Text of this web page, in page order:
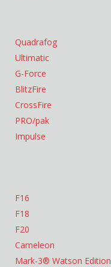
Quadrafog
Ultimatic
G-Force
BlitzFire
CrossFire
PRO/pak
Impulse
F16
F18
F20
Cameleon
Mark-3® Watson Edition